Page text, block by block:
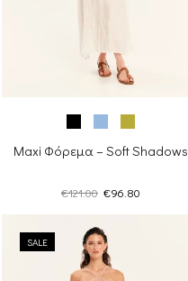
Maxi Φόρεμα – Soft Shadows
€121.00 Original
was:
€121.00.
€96.80
SALE